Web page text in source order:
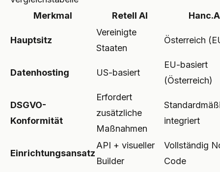
Merkmal
Retell AI
Hauptsitz
Vereinigte
Staaten
Österreich
Datenhosting US-basiert
EU-basiert
(Österreich)
DSGVO-
Konformität
Erfordert
zusätzliche
Maßnahmen
integriert
Einrichtungsansatz
API + visueller
Builder
Vollständig
Code